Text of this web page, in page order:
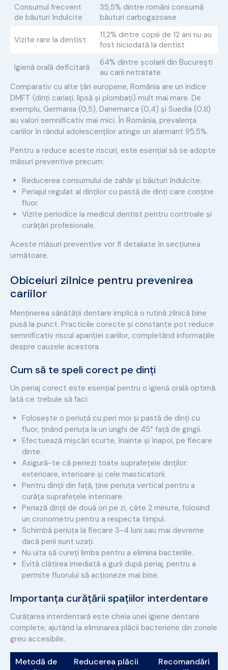
Consumul frecvent
de băuturi îndulcite
35,5% dintre români consumă
băuturi carbogazoase
Vizite rare la dentist
11,2% dintre copiii de 12 ani nu au
fost niciodată la dentist
Igienă orală deficitară
64% dintre școlarii din București
au carii netratate
Comparativ cu alte țări europene, România are un indice
DMFT (dinți cariați, lipsă și plombați) mult mai mare. De
exemplu, Germania (0,5), Danemarca (0,4) și Suedia (0,8)
au valori semnificativ mai mici. În România, prevalența
cariilor în rândul adolescenților atinge un alarmant 95,5%.
Pentru a reduce aceste riscuri, este esențial să se adopte
măsuri preventive precum:
Reducerea consumului de zahăr și băuturi îndulcite.
Periajul regulat al dinților cu pastă de dinți care conține
fluor.
Vizite periodice la medicul dentist pentru controale și
curățări profesionale.
Aceste măsuri preventive vor fi detaliate în secțiunea
următoare.
Obiceiuri zilnice pentru prevenirea
cariilor
Menținerea sănătății dentare implică o rutină zilnică bine
pusă la punct. Practicile corecte și constante pot reduce
semnificativ riscul apariției cariilor, completând informațiile
despre cauzele acestora.
Cum să te speli corect pe dinți
Un periaj corect este esențial pentru o igienă orală optimă.
Iată ce trebuie să faci:
Folosește o periuță cu peri moi și pastă de dinți cu
fluor, ținând periuța la un unghi de 45° față de gingii.
Efectuează mișcări scurte, înainte și înapoi, pe fiecare
dinte.
Asigură-te că periezi toate suprafețele dinților:
exterioare, interioare și cele masticatorii.
Pentru dinții din față, ține periuța vertical pentru a
curăța suprafețele interioare.
Periază dinții de două ori pe zi, câte 2 minute, folosind
un cronometru pentru a respecta timpul.
Schimbă periuța la fiecare 3-4 luni sau mai devreme
dacă perii sunt uzați.
Nu uita să cureți limba pentru a elimina bacteriile.
Evită clătirea imediată a gurii după periaj, pentru a
permite fluorului să acționeze mai bine.
Importanța curățării spațiilor interdentare
Curățarea interdentară este cheia unei igiene dentare
complete, ajutând la eliminarea plăcii bacteriene din zonele
greu accesibile.
Metodă de
Reducerea plăcii
Recomandări